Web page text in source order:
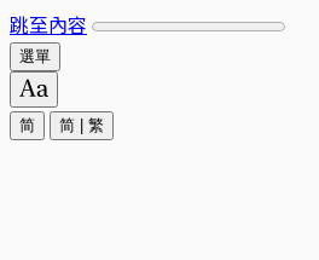
跳至內容
選單
简 简 繁